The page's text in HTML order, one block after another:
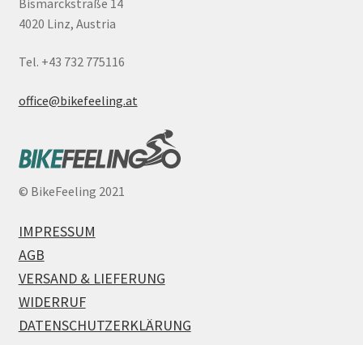
4020 Linz, Austria
Tel. +43 732 775116
office@bikefeeling.at
© BikeFeeling 2021
IMPRESSUM
AGB
VERSAND & LIEFERUNG
WIDERRUF
DATENSCHUTZERKLÄRUNG